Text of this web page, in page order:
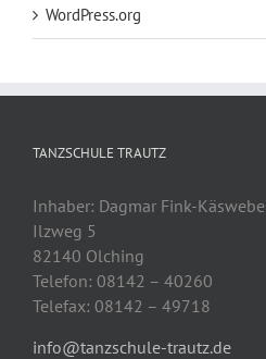
WordPress.org
TANZSCHULE TRAUTZ
Inhaber: Dagmar Fink-
Ilzweg 5
82140 Olching
Telefon: 08142 – 40260
Telefax: 08142 – 49718
info@tanzschule-trautz.de